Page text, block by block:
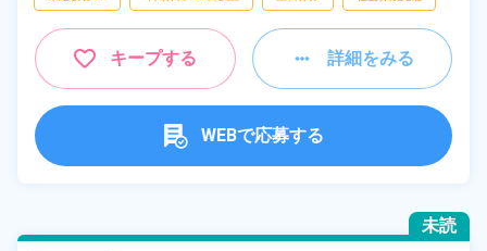
キープする 詳細をみる
WEBで応募する
未読